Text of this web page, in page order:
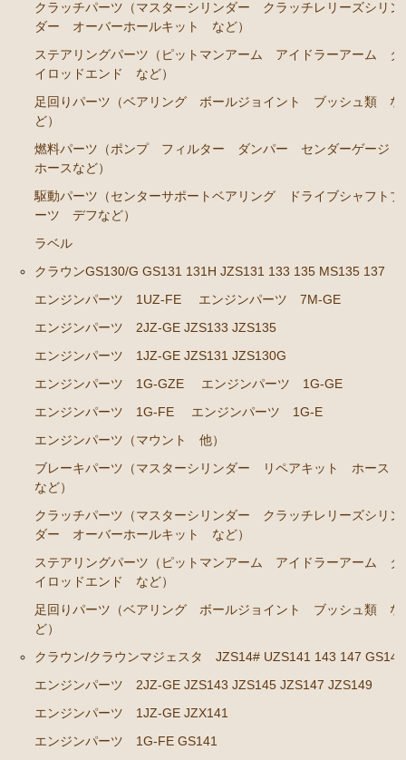
エンジンパーツ
イグナイター
汎用品
ステアリング など）
クラッチパーツ（マスターシリンダー クラッチレリーズシリン
ダー オーバーホールキット など）
ステアリングパーツ（ピットマンアーム アイドラーアーム タ
イロッドエンド など）
足回りパーツ（ベアリング ボールジョイント ブッシュ類 な
ど）
燃料パーツ（ポンプ フィルター ダンパー センダーゲージ
ホースなど）
駆動パーツ（センターサポートベアリング ドライブシャフトブ
ーツ デフなど）
ラベル
クラウンGS130/G GS131 131H JZS131 133 135 MS135 137
エンジンパーツ 1UZ-FE
エンジンパーツ 7M-GE
エンジンパーツ 2JZ-GE JZS133 JZS135
エンジンパーツ 1JZ-GE JZS131 JZS130G
エンジンパーツ 1G-GZE
エンジンパーツ 1G-GE
エンジンパーツ 1G-FE
エンジンパーツ 1G-E
エンジンパーツ（マウント 他）
ブレーキパーツ（マスターシリンダー リペアキット ホース
など）
クラッチパーツ（マスターシリンダー クラッチレリーズシリン
ダー オーバーホールキット など）
ステアリングパーツ（ピットマンアーム アイドラーアーム タ
イロッドエンド など）
足回りパーツ（ベアリング ボールジョイント ブッシュ類 な
ど）
クラウン/クラウンマジェスタ JZS14# UZS141 143 147 GS141
エンジンパーツ 2JZ-GE JZS143 JZS145 JZS147 JZS149
エンジンパーツ 1JZ-GE JZX141
エンジンパーツ 1G-FE GS141